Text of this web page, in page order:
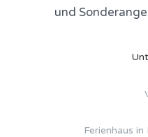
und
Ferienhaus